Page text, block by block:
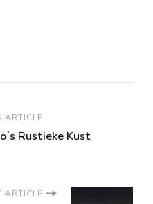
ARTICLE
Rustieke Kust
ARTICLE